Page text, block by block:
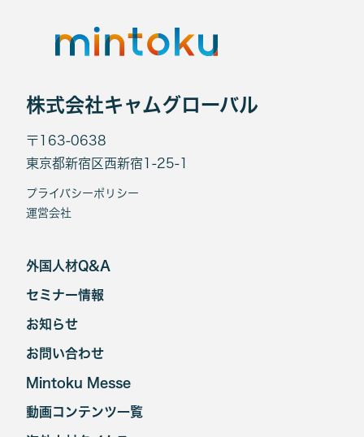
株式会社キャムグローバル
〒163-0638
東京都新宿区西新宿1-25-1
プライバシーポリシー
運営会社
外国人材Q&A
セミナー情報
お知らせ
お問い合わせ
Mintoku Messe
動画コンテンツ一覧